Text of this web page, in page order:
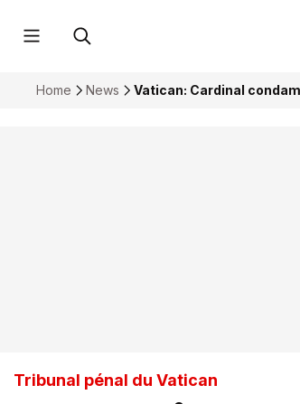
Home News Vatican: Cardinal
Tribunal pénal du Vatican